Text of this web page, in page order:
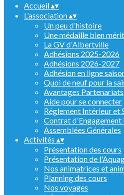
Accueil▴▾
L'association▴▾
Un peu d'histoire
Une médaille bien
La GV d'Albertville
Adhésions 2025-2026
Adhésions 2026-2027
Adhésion en ligne
Quoi de neuf pour la
Avantages Partenariats
Aide pour se connecter
Réglement Intérieur et
Contrat d'Engagement
Assemblées Générales
Activités ▴▾
Présentation des cours
Présentation de
Nos animatrices et
Planning des cours
Nos voyages